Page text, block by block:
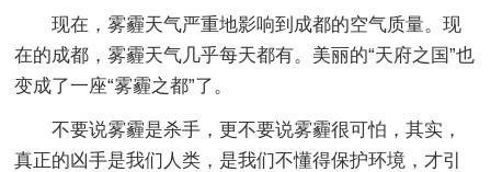
现在，雾霾天气严重地影响到成都的空气质量。现
在的成都，雾霾天气几乎每天都有。美丽的“天府之国”也
变成了一座“雾霾之都”了。
不要说雾霾是杀手，更不要说雾霾很可怕，其实，
真正的凶手是我们人类，是我们不懂得保护环境，才引